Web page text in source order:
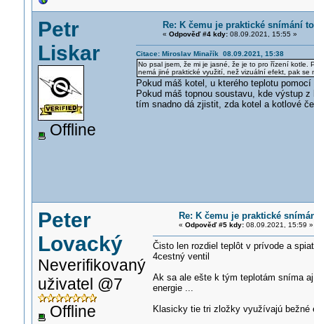
Petr
Liskar
Offline
Re: K čemu je praktické snímání
« Odpověď #4 kdy:08.09.2021, 15:55 »
Citace: Miroslav Minařík 08.09.2021, 15:38
No psal jsem, že mi je jasné, že je to pro řízení
nemá jiné praktické využití, než vizuální efekt, pak se
Pokud máš kotel, u kterého teplotu
Pokud máš topnou soustavu, kde výstup
tím snadno dá zjistit, zda kotel a kotlové
Peter
Lovacký
Neverifikovaný
uživatel @7
Offline
Re: K čemu je praktické
« Odpověď #5 kdy:08.09.2021, 15:59 »
Čisto len rozdiel teplôt v prívode a
4cestný ventil
Ak sa ale ešte k tým teplotám sníma
energie ...
Klasicky tie tri zložky využívajú bežné